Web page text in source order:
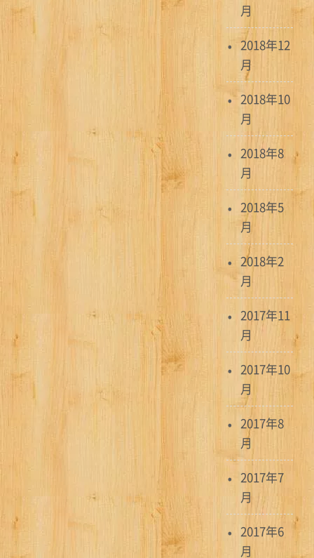
月
2018年12
月
2018年10
月
2018年8
月
2018年5
月
2018年2
月
2017年11
月
2017年10
月
2017年8
月
2017年7
月
2017年6
月